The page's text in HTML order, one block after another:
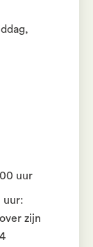
uur
uur:
zijn